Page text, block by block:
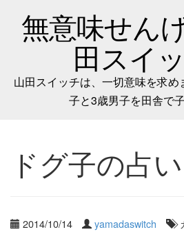
無意味せん
田スイ
山田スイッチは、一切意味を求
子と3歳男子を田舎で
ドグ子の占
2014/10/14 yamadaswitch